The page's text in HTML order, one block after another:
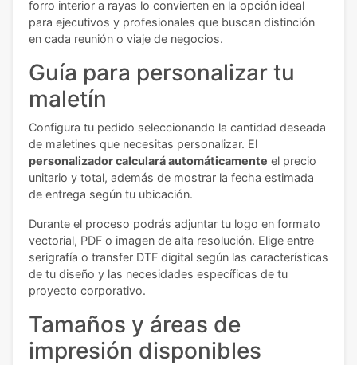
forro interior a rayas lo convierten en la opción ideal
para ejecutivos y profesionales que buscan distinción
en cada reunión o viaje de negocios.
Guía para personalizar tu
maletín
Configura tu pedido seleccionando la cantidad deseada
de maletines que necesitas personalizar. El
personalizador calculará automáticamente el precio
unitario y total, además de mostrar la fecha estimada
de entrega según tu ubicación.
Durante el proceso podrás adjuntar tu logo en formato
vectorial, PDF o imagen de alta resolución. Elige entre
serigrafía o transfer DTF digital según las características
de tu diseño y las necesidades específicas de tu
proyecto corporativo.
Tamaños y áreas de
impresión disponibles